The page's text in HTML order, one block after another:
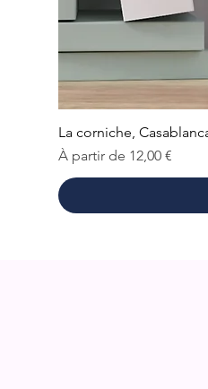
La corniche,
À partir de 12,00 €
Prix promotionnel